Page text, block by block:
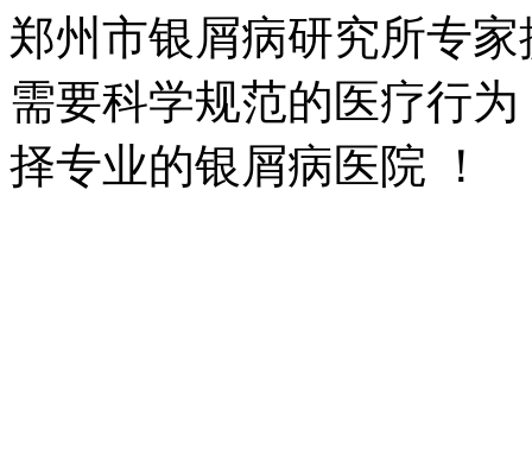
郑州市银屑病研究所专
需要科学规范的医疗行
择专业的银屑病医院 ！